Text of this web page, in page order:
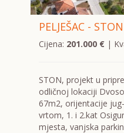
PELJEŠAC - STON
Cijena: 201.000 €|
STON, projekt u
odličnoj lokaciji
67m2, orijentacije
vrtom, 1. i 2.kat
mjesta, vanjska